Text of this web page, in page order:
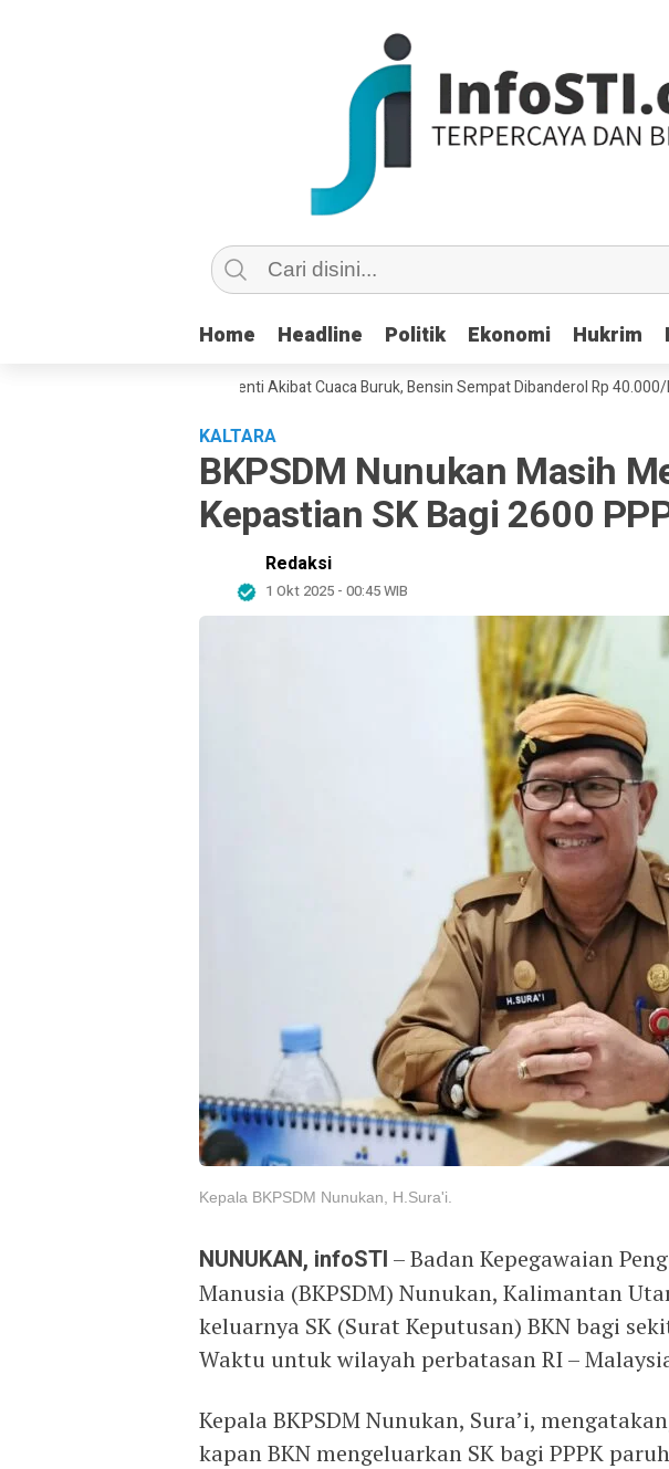
Home Headline Politik Ekonomi Hukrim
Home Headline Politik Ekonomi Hukrim
Nunukan Sempat Terhenti Akibat Cuaca Buruk, Bensin Sempat Dibanderol Rp 40.000/Liter
KALTARA
BKPSDM Nunukan Masih
Kepastian SK Bagi 2600
Redaksi
1 Okt 2025 - 00:45 WIB
Kepala BKPSDM Nunukan, H.Sura'i.
NUNUKAN, infoSTI – Badan Kepegawaian
Manusia (BKPSDM) Nunukan, Kalimantan
keluarnya SK (Surat Keputusan) BKN bagi
Waktu untuk wilayah perbatasan RI –
Kepala BKPSDM Nunukan, Sura’i,
kapan BKN mengeluarkan SK bagi PPPK